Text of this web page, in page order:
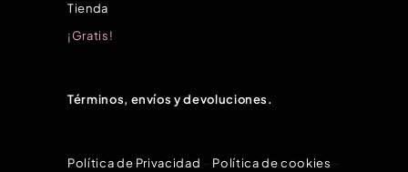
Tienda
¡Gratis!
Términos, envíos y devoluciones.
Política de Privacidad Política de cookies